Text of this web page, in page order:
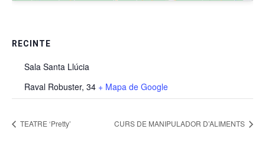
RECINTE
Sala Santa Llúcia
Raval Robuster, 34 + Mapa de Google
TEATRE ‘Pretty’ CURS DE MANIPULADOR D’ALIMENTS